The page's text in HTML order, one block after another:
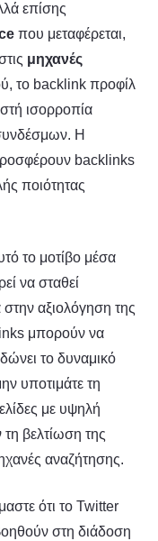
επίσης
που μεταφέρεται,
μηχανές
το backlink προφίλ
ισορροπία
Η
backlinks
ποιότητας
το μοτίβο μέσα
να σταθεί
αξιολόγηση της
μπορούν να
το δυναμικό
υποτιμάτε τη
με υψηλή
βελτίωση της
αναζήτησης.
ότι το Twitter
στη διάδοση